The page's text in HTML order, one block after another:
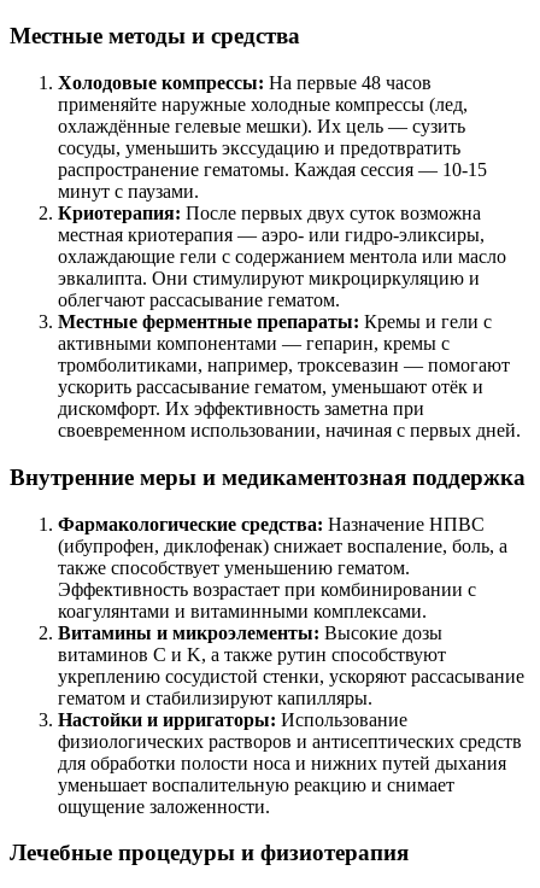
Местные методы и средства
Холодовые компрессы: На первые 48 часов
применяйте наружные холодные компрессы (лед,
охлаждённые гелевые мешки). Их цель — сузить
сосуды, уменьшить экссудацию и предотвратить
распространение гематомы. Каждая сессия — 10-15
минут с паузами.
Криотерапия: После первых двух суток возможна
местная криотерапия — аэро- или гидро-эликсиры,
охлаждающие гели с содержанием ментола или масло
эвкалипта. Они стимулируют микроциркуляцию и
облегчают рассасывание гематом.
Местные ферментные препараты: Кремы и гели с
активными компонентами — гепарин, кремы с
тромболитиками, например, троксевазин — помогают
ускорить рассасывание гематом, уменьшают отёк и
дискомфорт. Их эффективность заметна при
своевременном использовании, начиная с первых дней.
Внутренние меры и медикаментозная поддержка
Фармакологические средства: Назначение НПВС
(ибупрофен, диклофенак) снижает воспаление, боль, а
также способствует уменьшению гематом.
Эффективность возрастает при комбинировании с
коагулянтами и витаминными комплексами.
Витамины и микроэлементы: Высокие дозы
витаминов C и K, а также рутин способствуют
укреплению сосудистой стенки, ускоряют рассасывание
гематом и стабилизируют капилляры.
Настойки и ирригаторы: Использование
физиологических растворов и антисептических средств
для обработки полости носа и нижних путей дыхания
уменьшает воспалительную реакцию и снимает
ощущение заложенности.
Лечебные процедуры и физиотерапия